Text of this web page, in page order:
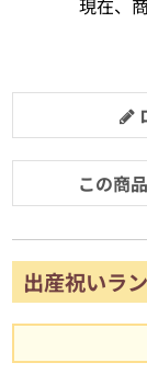
この商
出産祝いラ